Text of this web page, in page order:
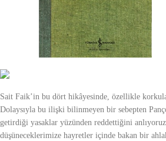
Sait Faik’in bu dört hikâyesinde, özellikle
Dolaysıyla bu ilişki bilinmeyen bir sebepten
getirdiği yasaklar yüzünden reddettiğini
düşüneceklerimize hayretler içinde bakan bir